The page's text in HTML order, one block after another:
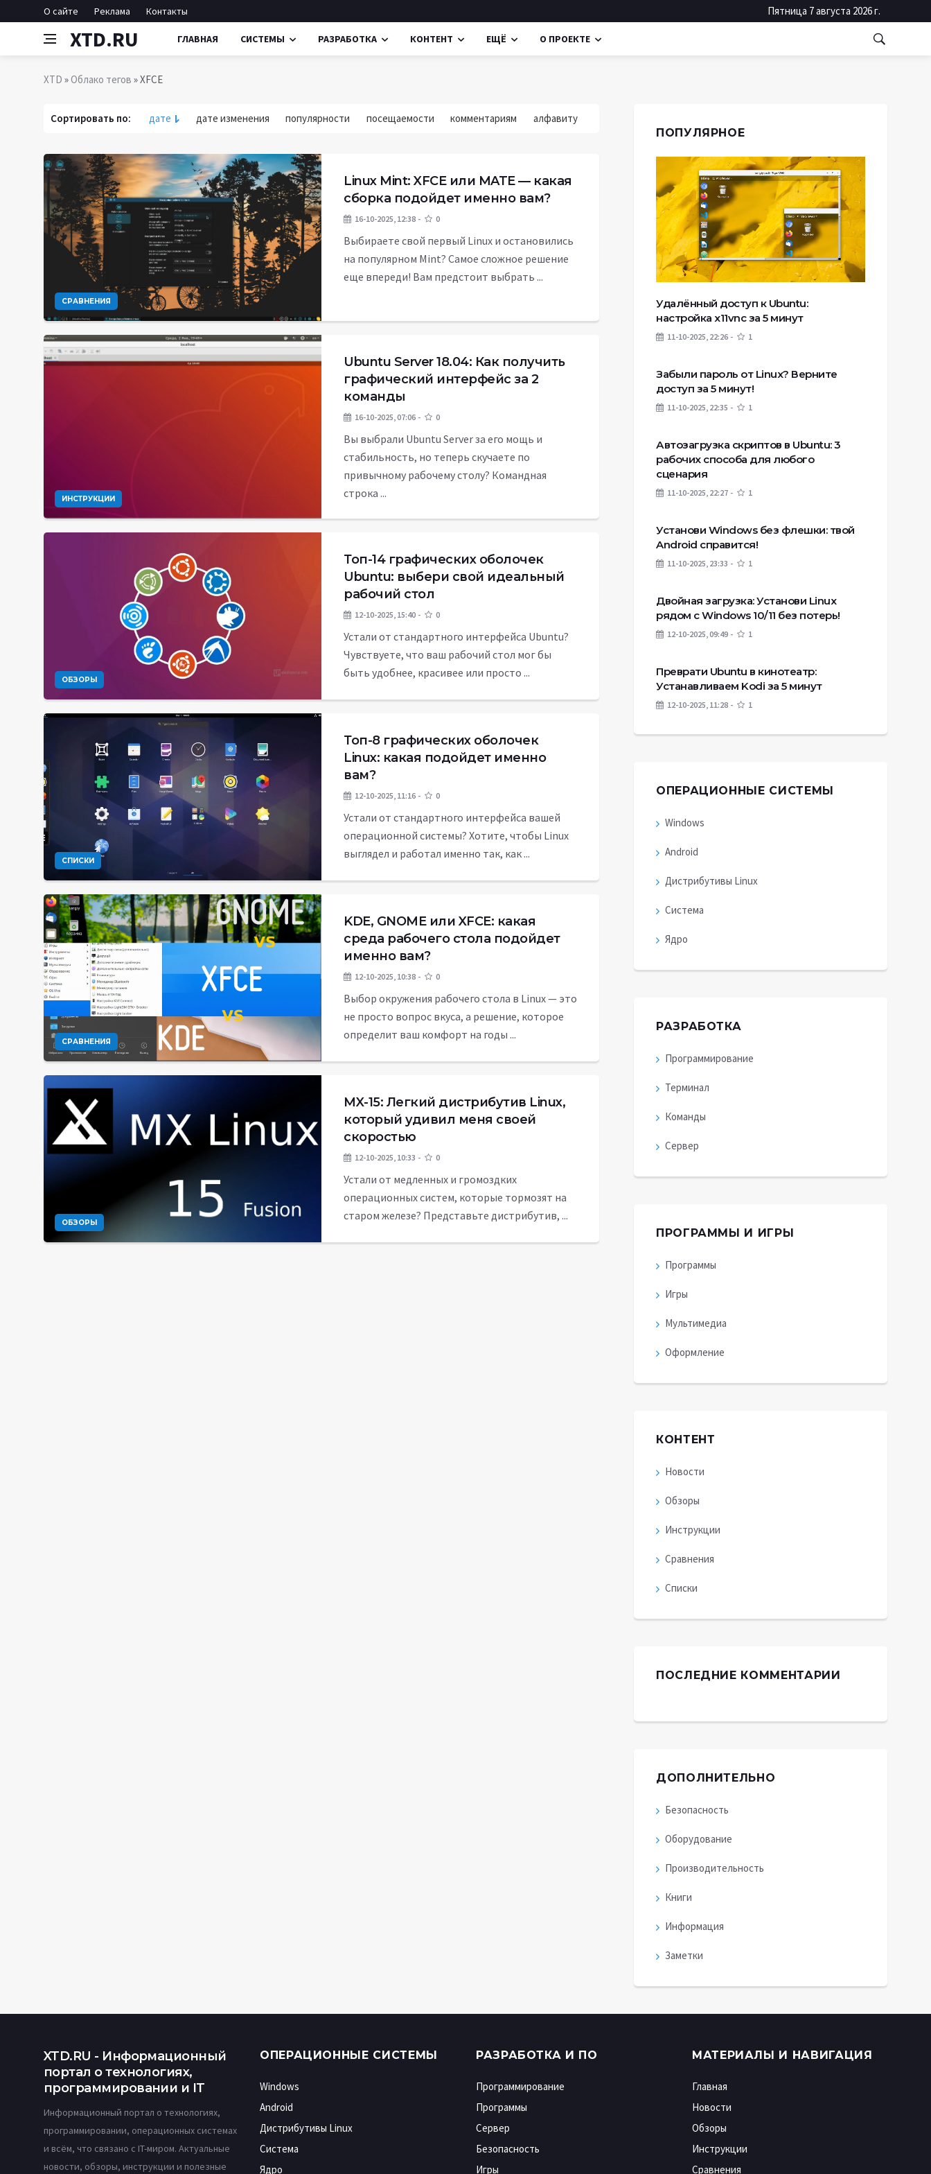
О сайте Реклама Контакты Пятница 7 августа 2026 г.
XTD.RU ГЛАВНАЯ СИСТЕМЫ РАЗРАБОТКА КОНТЕНТ ЕЩЁ О ПРОЕКТЕ
XTD »Облако тегов » XFCE
Сортировать по: дате дате изменения популярности посещаемости комментариям алфавиту
СРАВНЕНИЯ
Linux Mint: XFCE или MATE — какая
сборка подойдет именно вам?
16-10-2025, 12:38 0
Выбираете свой первый Linux и остановились
на популярном Mint? Самое сложное решение
еще впереди! Вам предстоит выбрать ...
ИНСТРУКЦИИ
Ubuntu Server 18.04: Как получить
графический интерфейс за 2
команды
16-10-2025, 07:06 0
Вы выбрали Ubuntu Server за его мощь и
стабильность, но теперь скучаете по
привычному рабочему столу? Командная
строка ...
ОБЗОРЫ
Топ-14 графических оболочек
Ubuntu: выбери свой идеальный
рабочий стол
12-10-2025, 15:40 0
Устали от стандартного интерфейса Ubuntu?
Чувствуете, что ваш рабочий стол мог бы
быть удобнее, красивее или просто ...
СПИСКИ
Топ-8 графических оболочек
Linux: какая подойдет именно
вам?
12-10-2025, 11:16 0
Устали от стандартного интерфейса вашей
операционной системы? Хотите, чтобы Linux
выглядел и работал именно так, как ...
СРАВНЕНИЯ
KDE, GNOME или XFCE: какая
среда рабочего стола подойдет
именно вам?
12-10-2025, 10:38 0
Выбор окружения рабочего стола в Linux — это
не просто вопрос вкуса, а решение, которое
определит ваш комфорт на годы ...
ОБЗОРЫ
MX-15: Легкий дистрибутив Linux,
который удивил меня своей
скоростью
12-10-2025, 10:33 0
Устали от медленных и громоздких
операционных систем, которые тормозят на
старом железе? Представьте дистрибутив, ...
ПОПУЛЯРНОЕ
Удалённый доступ к Ubuntu:
настройка x11vnc за 5 минут
11-10-2025, 22:26 1
Забыли пароль от Linux? Верните
доступ за 5 минут!
11-10-2025, 22:35 1
Автозагрузка скриптов в Ubuntu: 3
рабочих способа для любого
сценария
11-10-2025, 22:27 1
Установи Windows без флешки: твой
Android справится!
11-10-2025, 23:33 1
Двойная загрузка: Установи Linux
рядом с Windows 10/11 без потерь!
12-10-2025, 09:49 1
Преврати Ubuntu в кинотеатр:
Устанавливаем Kodi за 5 минут
12-10-2025, 11:28 1
ОПЕРАЦИОННЫЕ СИСТЕМЫ
Windows
Android
Дистрибутивы Linux
Система
Ядро
РАЗРАБОТКА
Программирование
Терминал
Команды
Сервер
ПРОГРАММЫ И ИГРЫ
Программы
Игры
Мультимедиа
Оформление
КОНТЕНТ
Новости
Обзоры
Инструкции
Сравнения
Списки
ПОСЛЕДНИЕ КОММЕНТАРИИ
ДОПОЛНИТЕЛЬНО
Безопасность
Оборудование
Производительность
Книги
Информация
Заметки
XTD.RU - Информационный
портал о технологиях,
программировании и IT
Информационный портал о технологиях,
программировании, операционных системах
и всём, что связано с IT-миром. Актуальные
новости, обзоры, инструкции и полезные
ОПЕРАЦИОННЫЕ СИСТЕМЫ
Windows
Android
Дистрибутивы Linux
Система
Ядро
РАЗРАБОТКА И ПО
Программирование
Программы
Сервер
Безопасность
Игры
МАТЕРИАЛЫ И НАВИГАЦИЯ
Главная
Новости
Обзоры
Инструкции
Сравнения